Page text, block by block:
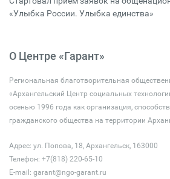
«Улыбка России. Улыбка единства»
О Центре «Гарант»
Региональная благотворительная
«Архангельский Центр социальных
осенью 1996 года как организация,
гражданского общества на территории
Адрес: ул. Попова, 18, Архангельск, 163000
Телефон: +7(818) 220-65-10
E-mail: garant@ngo-garant.ru